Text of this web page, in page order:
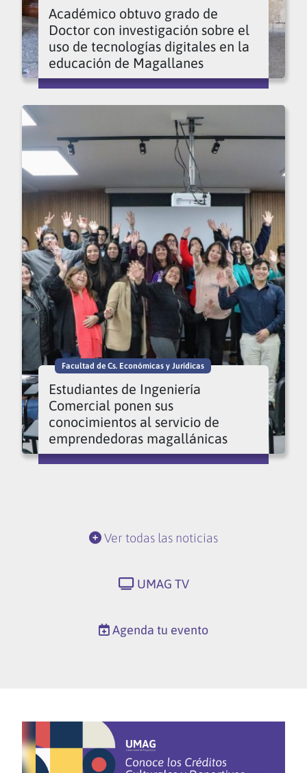
Académico obtuvo grado de
Doctor con investigación sobre el
uso de tecnologías digitales en la
educación de Magallanes
Facultad de Cs. Económicas y Jurídicas
Estudiantes de Ingeniería
Comercial ponen sus
conocimientos al servicio de
emprendedoras magallánicas
Ver todas las noticias
UMAG TV
Agenda tu evento